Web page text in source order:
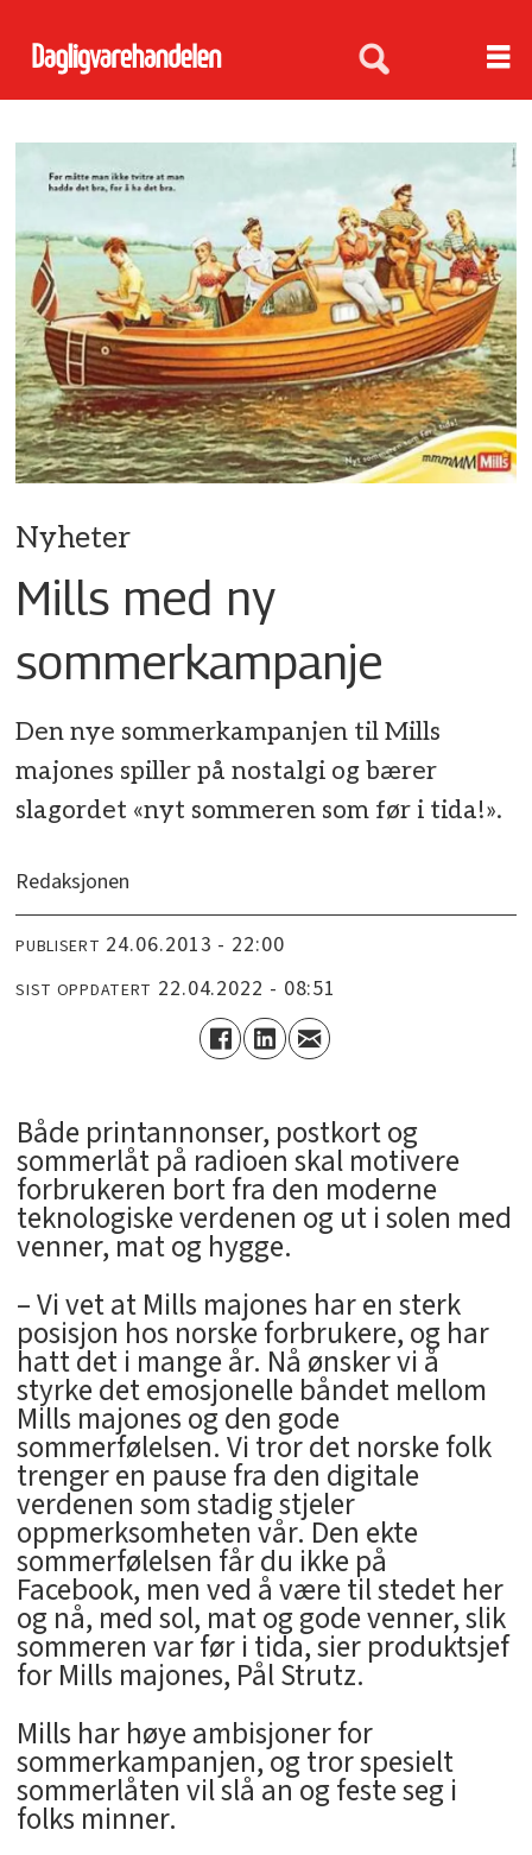
Nyheter
Mills med ny
sommerkampanje
Den nye sommerkampanjen til Mills
majones spiller på nostalgi og bærer
slagordet «nyt sommeren som før i tida!».
Redaksjonen
PUBLISERT 24.06.2013 - 22:00
SIST OPPDATERT 22.04.2022 - 08:51
Både printannonser, postkort og
sommerlåt på radioen skal motivere
forbrukeren bort fra den moderne
teknologiske verdenen og ut i solen med
venner, mat og hygge.
– Vi vet at Mills majones har en sterk
posisjon hos norske forbrukere, og har
hatt det i mange år. Nå ønsker vi å
styrke det emosjonelle båndet mellom
Mills majones og den gode
sommerfølelsen. Vi tror det norske folk
trenger en pause fra den digitale
verdenen som stadig stjeler
oppmerksomheten vår. Den ekte
sommerfølelsen får du ikke på
Facebook, men ved å være til stedet her
og nå, med sol, mat og gode venner, slik
sommeren var før i tida, sier produktsjef
for Mills majones, Pål Strutz.
Mills har høye ambisjoner for
sommerkampanjen, og tror spesielt
sommerlåten vil slå an og feste seg i
folks minner.